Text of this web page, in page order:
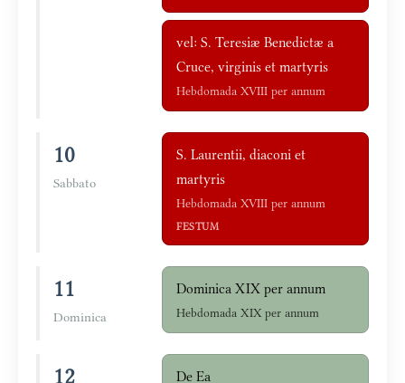
vel: S. Teresiæ Benedictæ a
Cruce, virginis et martyris
Hebdomada XVIII per annum
10
Sabbato
S. Laurentii, diaconi et
martyris
Hebdomada XVIII per annum
FESTUM
11
Dominica
Dominica XIX per annum
Hebdomada XIX per annum
12 De Ea